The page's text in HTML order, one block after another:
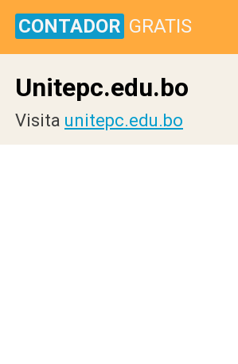
CONTADOR GRATIS
Unitepc.edu.bo
Visita unitepc.edu.bo